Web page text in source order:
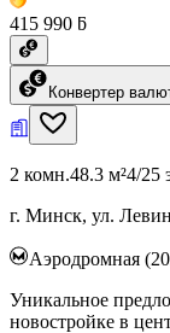
415 990 ƃ
Конвертер
2 комн.48.3 м²4/25
г. Минск, ул.
Аэродромная
Уникальное
новостройке в